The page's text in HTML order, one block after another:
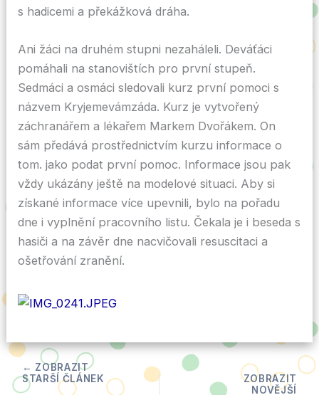
s hadicemi a překážková dráha.
Ani žáci na druhém stupni nezaháleli. Deváťáci
pomáhali na stanovištích pro první stupeň.
Sedmáci a osmáci sledovali kurz první pomoci s
názvem Kryjemevámzáda. Kurz je vytvořený
záchranářem a lékařem Markem Dvořákem. On
sám předává prostřednictvím kurzu informace o
tom. jako podat první pomoc. Informace jsou pak
vždy ukázány ještě na modelové situaci. Aby si
získané informace více upevnili, bylo na pořadu
dne i vyplnění pracovního listu. Čekala je i beseda s
hasiči a na závěr dne nacvičovali resuscitaci a
ošetřování zranění.